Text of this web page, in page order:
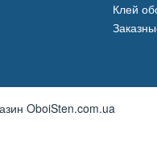
Клей
OboiSten.com.ua